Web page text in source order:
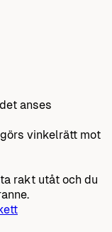
anses
vinkelrätt mot
rakt utåt och du